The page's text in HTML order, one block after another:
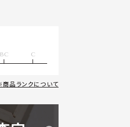
BC C
商品ランクについて